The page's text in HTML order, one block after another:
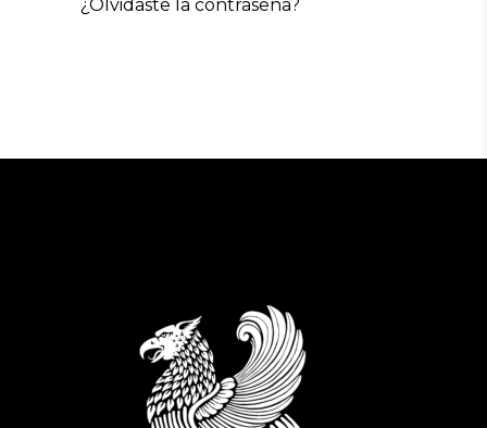
¿Olvidaste la contraseña?